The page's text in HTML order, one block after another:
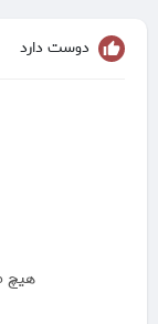
دوست دارد
هیچ